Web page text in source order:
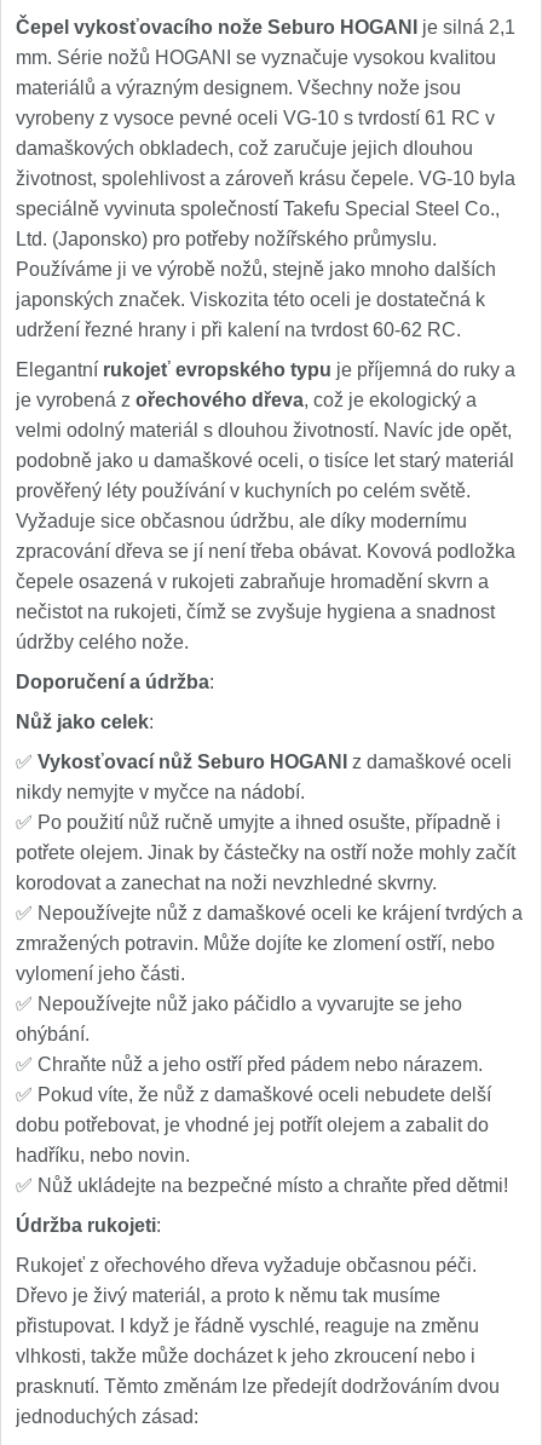
Čepel vykosťovacího nože Seburo HOGANI je silná 2,1
mm. Série nožů HOGANI se vyznačuje vysokou kvalitou
materiálů a výrazným designem. Všechny nože jsou
vyrobeny z vysoce pevné oceli VG-10 s tvrdostí 61 RC v
damaškových obkladech, což zaručuje jejich dlouhou
životnost, spolehlivost a zároveň krásu čepele. VG-10 byla
speciálně vyvinuta společností Takefu Special Steel Co.,
Ltd. (Japonsko) pro potřeby nožířského průmyslu.
Používáme ji ve výrobě nožů, stejně jako mnoho dalších
japonských značek. Viskozita této oceli je dostatečná k
udržení řezné hrany i při kalení na tvrdost 60-62 RC.
Elegantní rukojeť evropského typu je příjemná do ruky a
je vyrobená z ořechového dřeva, což je ekologický a
velmi odolný materiál s dlouhou životností. Navíc jde opět,
podobně jako u damaškové oceli, o tisíce let starý materiál
prověřený léty používání v kuchyních po celém světě.
Vyžaduje sice občasnou údržbu, ale díky modernímu
zpracování dřeva se jí není třeba obávat. Kovová podložka
čepele osazená v rukojeti zabraňuje hromadění skvrn a
nečistot na rukojeti, čímž se zvyšuje hygiena a snadnost
údržby celého nože.
Doporučení a údržba:
Nůž jako celek:
✅ Vykosťovací nůž Seburo HOGANI z damaškové oceli
nikdy nemyjte v myčce na nádobí.
✅ Po použití nůž ručně umyjte a ihned osušte, případně i
potřete olejem. Jinak by částečky na ostří nože mohly začít
korodovat a zanechat na noži nevzhledné skvrny.
✅ Nepoužívejte nůž z damaškové oceli ke krájení tvrdých a
zmražených potravin. Může dojíte ke zlomení ostří, nebo
vylomení jeho části.
✅ Nepoužívejte nůž jako páčidlo a vyvarujte se jeho
ohýbání.
✅ Chraňte nůž a jeho ostří před pádem nebo nárazem.
✅ Pokud víte, že nůž z damaškové oceli nebudete delší
dobu potřebovat, je vhodné jej potřít olejem a zabalit do
hadříku, nebo novin.
✅ Nůž ukládejte na bezpečné místo a chraňte před dětmi!
Údržba rukojeti:
Rukojeť z ořechového dřeva vyžaduje občasnou péči.
Dřevo je živý materiál, a proto k němu tak musíme
přistupovat. I když je řádně vyschlé, reaguje na změnu
vlhkosti, takže může docházet k jeho zkroucení nebo i
prasknutí. Těmto změnám lze předejít dodržováním dvou
jednoduchých zásad: